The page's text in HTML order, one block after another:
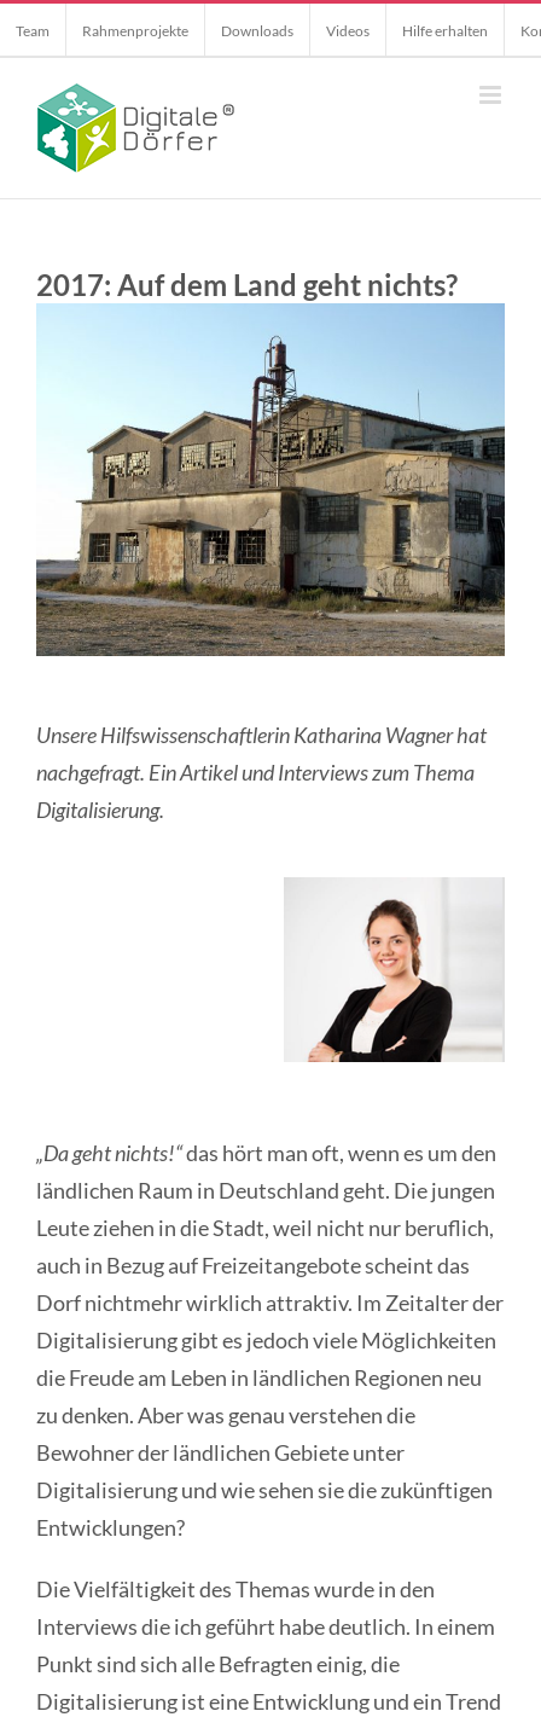
to
content
Team Rahmenprojekte Downloads Videos Hilfe erhalten
2017: Auf dem Land geht nichts?
Unsere Hilfswissenschaftlerin Katharina Wagner hat
nachgefragt. Ein Artikel und Interviews zum Thema
Digitalisierung.
„Da geht nichts!“das hört man oft, wenn es um den
ländlichen Raum in Deutschland geht. Die jungen
Leute ziehen in die Stadt, weil nicht nur beruflich,
auch in Bezug auf Freizeitangebote scheint das
Dorf nichtmehr wirklich attraktiv. Im Zeitalter der
Digitalisierung gibt es jedoch viele Möglichkeiten
die Freude am Leben in ländlichen Regionen neu
zu denken. Aber was genau verstehen die
Bewohner der ländlichen Gebiete unter
Digitalisierung und wie sehen sie die zukünftigen
Entwicklungen?
Die Vielfältigkeit des Themas wurde in den
Interviews die ich geführt habe deutlich. In einem
Punkt sind sich alle Befragten einig, die
Digitalisierung ist eine Entwicklung und ein Trend